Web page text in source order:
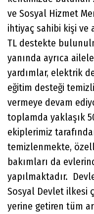
ve Sosyal Hizmet
ihtiyaç sahibi kişi ve
TL destekte
yanında ayrıca
yardımlar, elektrik
eğitim desteği
vermeye devam
toplamda yaklaşık
ekiplerimiz
temizlenmekte,
bakımları da
yapılmaktadır.
Sosyal Devlet ilkesi
yerine getiren tüm